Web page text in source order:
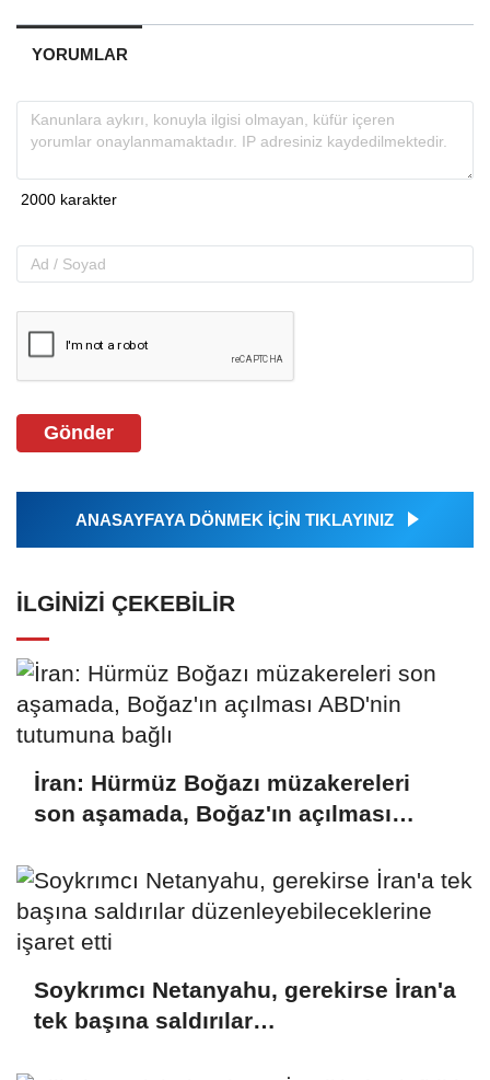
YORUMLAR
Gönder
ANASAYFAYA DÖNMEK İÇİN TIKLAYINIZ
İLGINIZI ÇEKEBILIR
İran: Hürmüz Boğazı müzakereleri
son aşamada, Boğaz'ın açılması
Soykrımcı Netanyahu, gerekirse İran'a
tek başına saldırılar